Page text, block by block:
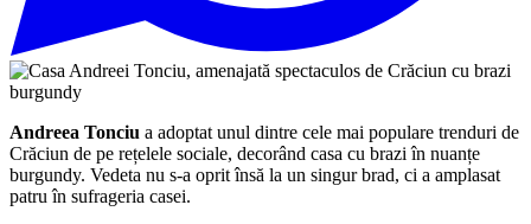
Andreea Tonciu a adoptat unul dintre cele mai populare trenduri de
Crăciun de pe rețelele sociale, decorând casa cu brazi în nuanțe
burgundy. Vedeta nu s-a oprit însă la un singur brad, ci a amplasat
patru în sufrageria casei.